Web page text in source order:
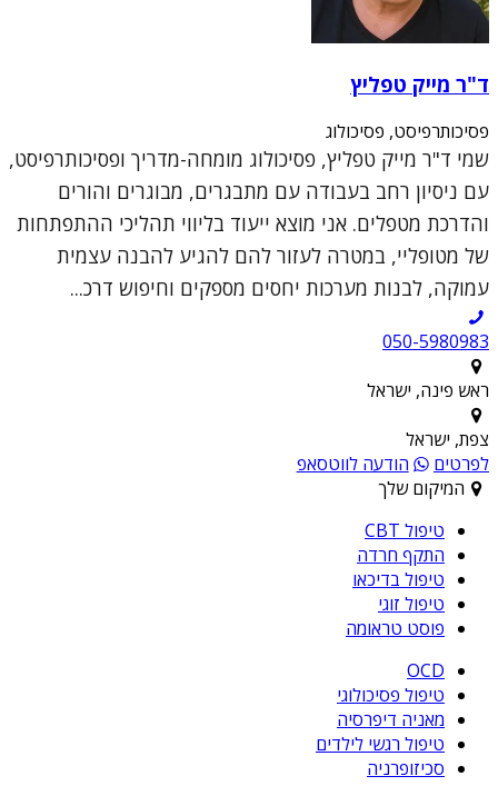
ד"ר מייק טפליץ
פסיכותרפיסט, פסיכולוג
שמי ד"ר מייק טפליץ, פסיכולוג מומחה-מדריך ופסיכותרפיסט,
עם ניסיון רחב בעבודה עם מתבגרים, מבוגרים והורים
והדרכת מטפלים. אני מוצא ייעוד בליווי תהליכי ההתפתחות
של מטופליי, במטרה לעזור להם להגיע להבנה עצמית
עמוקה, לבנות מערכות יחסים מספקים וחיפוש דרכ...
050-5980983
ראש פינה, ישראל
צפת, ישראל
לפרטים
הודעה לווטסאפ
המיקום שלך
טיפול CBT
התקף חרדה
טיפול בדיכאו
טיפול זוגי
פוסט טראומה
OCD
טיפול פסיכולוגי
מאניה דיפרסיה
טיפול רגשי לילדים
סכיזופרניה